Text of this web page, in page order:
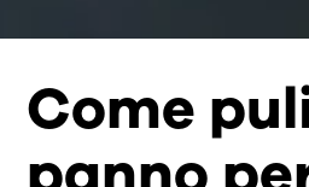
Come